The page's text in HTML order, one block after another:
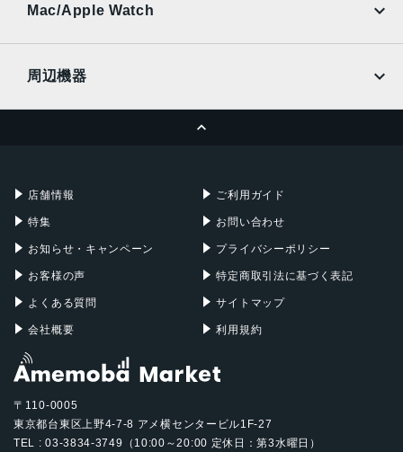
Ymobile
UQmobile
Mac/Apple Watch
周辺機器
店舗情報
特集
お知らせ・キャンペーン
お客様の声
よくある質問
会社概要
ご利用ガイド
お問い合わせ
プライバシーポリシー
特定商取引法に基づく表記
サイトマップ
利用規約
〒110-0005
東京都台東区上野4-7-8 アメ横センタービル1F-27
TEL : 03-3834-3749（10:00～20:00 定休日：第3水曜日）